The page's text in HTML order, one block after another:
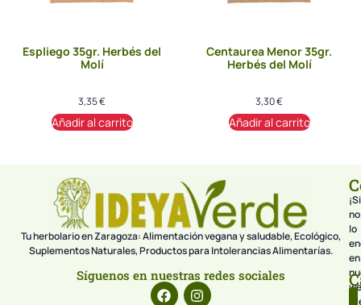
Espliego 35gr. Herbés del
Molí
3,35€
Añadir al carrito
Centaurea Menor 35gr.
Herbés del Molí
3,30€
Añadir al carrito
Tu herbolario en Zaragoza: Alimentación vegana y saludable, Ecológico,
Suplementos Naturales, Productos para Intolerancias Alimentarías.
Síguenos en nuestras redes sociales
¡Si
no
lo
en